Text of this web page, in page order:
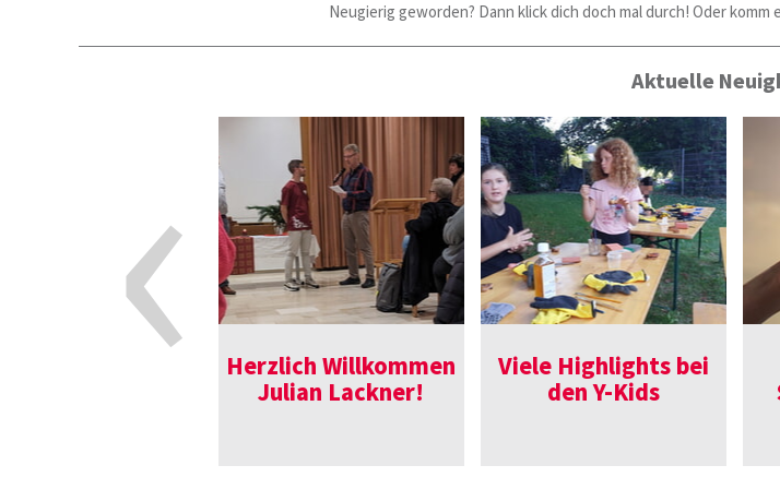
Neugierig geworden? Dann klick dich doch mal durch! Oder
Aktuelle
‹ Herzlich Willkommen
Julian Lackner!
Viele Highlights bei
den Y-Kids